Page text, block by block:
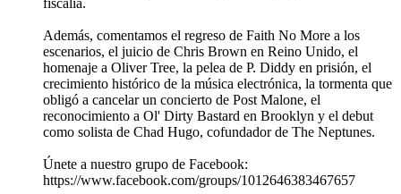
fiscalía.
Además, comentamos el regreso de Faith No More a los
escenarios, el juicio de Chris Brown en Reino Unido, el
homenaje a Oliver Tree, la pelea de P. Diddy en prisión, el
crecimiento histórico de la música electrónica, la tormenta que
obligó a cancelar un concierto de Post Malone, el
reconocimiento a Ol' Dirty Bastard en Brooklyn y el debut
como solista de Chad Hugo, cofundador de The Neptunes.
Únete a nuestro grupo de Facebook:
https://www.facebook.com/groups/1012646383467657